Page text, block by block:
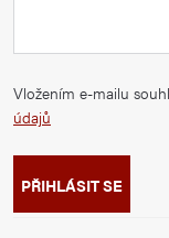
Vložením e-mailu
údajů
PŘIHLÁSIT SE